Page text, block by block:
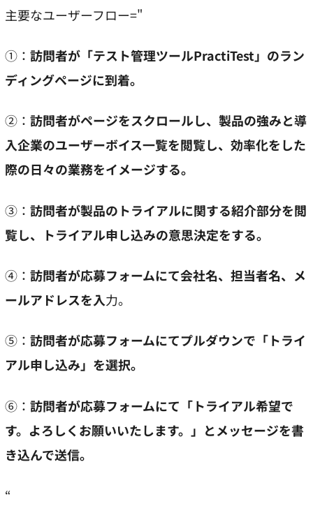
主要なユーザーフロー="
①： 訪問者が「テスト管理ツールPractiTest」のラン
ディングページに到着。
②： 訪問者がページをスクロールし、製品の強みと導
入企業のユーザーボイス一覧を閲覧し、効率化をした
際の日々の業務をイメージする。
③： 訪問者が製品のトライアルに関する紹介部分を閲
覧し、トライアル申し込みの意思決定をする。
④： 訪問者が応募フォームにて会社名、担当者名、メ
ールアドレスを入力。
⑤： 訪問者が応募フォームにてプルダウンで「トライ
アル申し込み」を選択。
⑥： 訪問者が応募フォームにて「トライアル希望で
す。よろしくお願いいたします。」とメッセージを書
き込んで送信。
“